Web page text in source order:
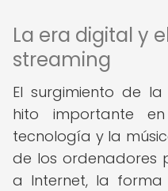
La era digital y
streaming
El surgimiento de
hito importante
tecnología y la
de los ordenadores
a Internet, la